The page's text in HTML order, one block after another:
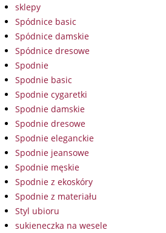
sklepy
Spódnice basic
Spódnice damskie
Spódnice dresowe
Spodnie
Spodnie basic
Spodnie cygaretki
Spodnie damskie
Spodnie dresowe
Spodnie eleganckie
Spodnie jeansowe
Spodnie męskie
Spodnie z ekoskóry
Spodnie z materiału
Styl ubioru
sukieneczka na wesele